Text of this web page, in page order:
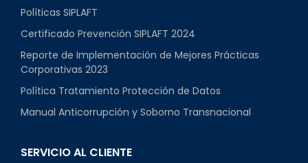
Políticas SIPLAFT
Certificado Prevención SIPLAFT 2024
Reporte de Implementación de Mejores Prácticas
Corporativas 2023
Política Tratamiento Protección de Datos
Manual Anticorrupción y Soborno Transnacional
SERVICIO AL CLIENTE